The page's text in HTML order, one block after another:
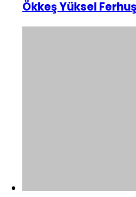
Ökkeş Yüksel